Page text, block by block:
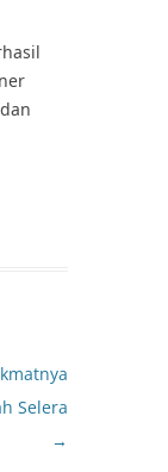
Selera
→